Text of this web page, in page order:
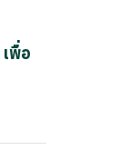
เพื่อ